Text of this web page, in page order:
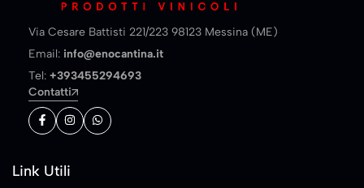
Via Cesare Battisti 221/223 98123 Messina (ME)
Email: info@enocantina.it
Tel: +393455294693
Contatti
Link Utili